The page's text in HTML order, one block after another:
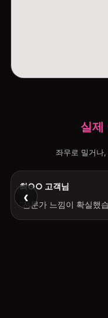
실제
좌우로 밀거나
‹
최○○ 고객님
“전문가 느낌이 확실했